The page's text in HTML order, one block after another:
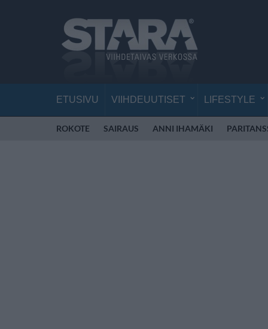
ETUSIVU VIIHDEUUTISET LIFESTYLE
ROKOTE SAIRAUS ANNI IHAMÄKI